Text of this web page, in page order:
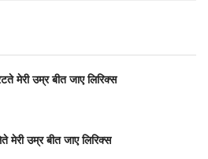
मेरी उम्र बीत जाए लिरिक्स
मेरी उम्र बीत जाए लिरिक्स